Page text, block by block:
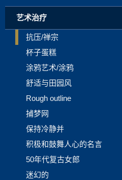
艺术治疗
抗压/禅宗
杯子蛋糕
涂鸦艺术/涂鸦
舒适与田园风
Rough outline
捕梦网
保持冷静并
积极和鼓舞人心的名言
50年代复古女郎
迷幻的